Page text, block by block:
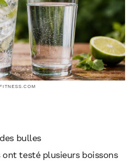
bulles
ont testé plusieurs boissons